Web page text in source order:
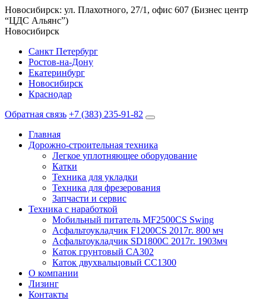
Новосибирск: ул. Плахотного, 27/1, офис 607 (Бизнес центр
“ЦДС Альянс”)
Новосибирск
Санкт Петербург
Ростов-на-Дону
Екатеринбург
Новосибирск
Краснодар
Обратная связь +7 (383) 235-91-82
Главная
Дорожно-строительная техника
Легкое уплотняющее оборудование
Катки
Техника для укладки
Техника для фрезерования
Запчасти и сервис
Техника с наработкой
Мобильный питатель MF2500CS Swing
Асфальтоукладчик F1200CS 2017г. 800 мч
Асфальтоукладчик SD1800C 2017г. 1903мч
Каток грунтовый CA302
Каток двухвальцовый CC1300
О компании
Лизинг
Контакты